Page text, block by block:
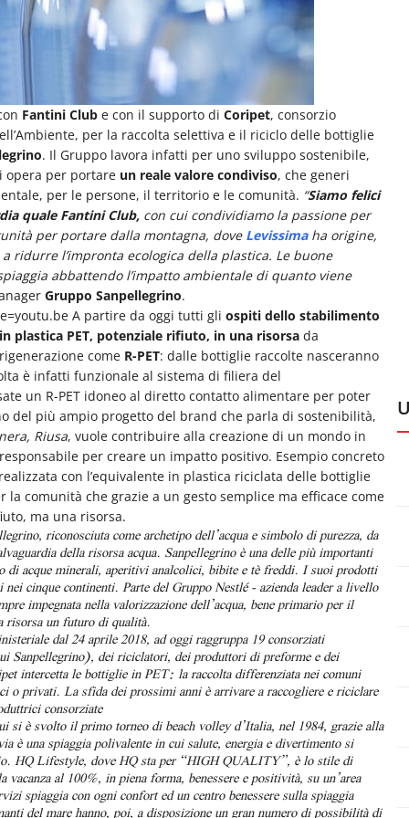
Fantini Club e con il supporto di Coripet, consorzio
per la raccolta selettiva e il riciclo delle bottiglie
. Il Gruppo lavora infatti per uno sviluppo sostenibile,
opera per portare un reale valore condiviso, che generi
per le persone, il territorio e le comunità. “Siamo felici
quale Fantini Club, con cui condividiamo la passione per
per portare dalla montagna, dove Levissima ha origine,
ridurre l’impronta ecologica della plastica. Le buone
abbattendo l’impatto ambientale di quanto viene
Gruppo Sanpellegrino.
A partire da oggi tutti gli ospiti dello stabilimento
plastica PET, potenziale rifiuto, in una risorsa da
come R-PET: dalle bottiglie raccolte nasceranno
è infatti funzionale al sistema di filiera del
un R-PET idoneo al diretto contatto alimentare per poter
del più ampio progetto del brand che parla di sostenibilità,
Riusa, vuole contribuire alla creazione di un mondo in
per creare un impatto positivo. Esempio concreto
con l’equivalente in plastica riciclata delle bottiglie
comunità che grazie a un gesto semplice ma efficace come
ma una risorsa.
riconosciuta come archetipo dell’acqua e simbolo di purezza, da
della risorsa acqua.Sanpellegrino è una delle più importanti
di acque minerali, aperitivi analcolici, bibite e tè freddi. I suoi prodotti
cinque continenti.Parte del Gruppo Nestlé - azienda leader a livello
impegnata nella valorizzazione dell’acqua, bene primario per il
risorsa un futuro di qualità.
dal 24 aprile 2018, ad oggi raggruppa 19 consorziati
Sanpellegrino), dei riciclatori, dei produttori di preforme e dei
intercetta le bottiglie in PET: la raccolta differenziata nei comuni
o privati.La sfida dei prossimi anni è arrivare a raccogliere e riciclare
consorziate
è svolto il primo torneo di beach volley d’Italia, nel 1984, grazie alla
èuna spiaggia polivalente in cui salute, energia e divertimento si
HQ Lifestyle, dove HQ sta per “HIGH QUALITY”, è lo stile di
al 100%, in piena forma, benessere e positività, su un’area
spiaggia con ogni confort ed un centro benessere sulla spiaggia